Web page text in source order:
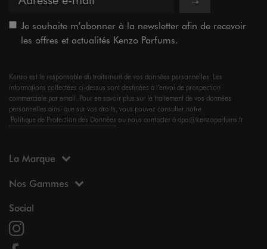
Je souhaite m’abonner à la newsletter afin de recevoir
les offres et actualités Kenzo Parfums.
Kenzo est le responsable du traitement de vos données personnelles. Les
informations collectées ci-dessus sont destinées à l’envoi de prospection
commerciale par email. Pour en savoir plus sur le traitement de vos données
personnelles ainsi que sur vos droits, vous pouvez consulter notre
Politique de Protection des Données ou nous contacter à dpo@kenzoparfums.fr
La Marque
Nos Gammes
Social